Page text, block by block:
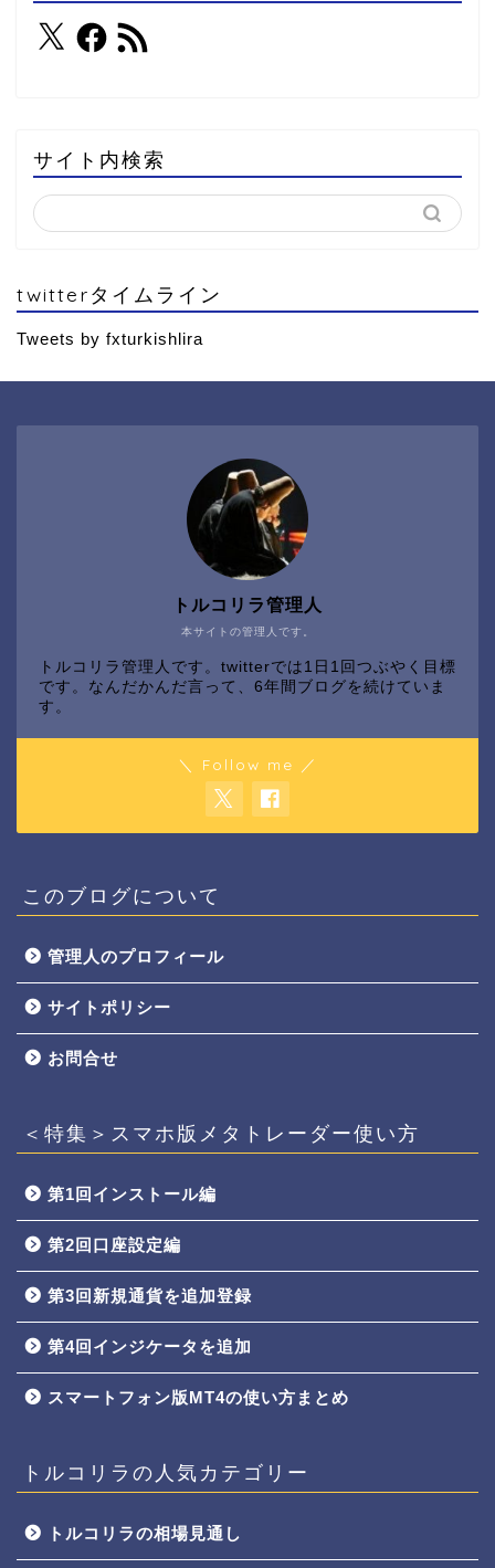
サイト内検索
twitterタイムライン
Tweets by fxturkishlira
本サイトの管理人です。
トルコリラ管理人
トルコリラ管理人です。twitterでは1日1回つぶやく目標
です。なんだかんだ言って、6年間ブログを続けていま
す。
＼ Follow me ／
このブログについて
管理人のプロフィール
サイトポリシー
お問合せ
＜特集＞スマホ版メタトレーダー使い方
第1回インストール編
第2回口座設定編
第3回新規通貨を追加登録
第4回インジケータを追加
スマートフォン版MT4の使い方まとめ
トルコリラの人気カテゴリー
トルコリラの相場見通し